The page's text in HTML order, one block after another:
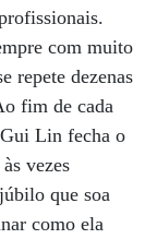
com muito
repete dezenas
fim de cada
Lin fecha o
vezes
que soa
como ela